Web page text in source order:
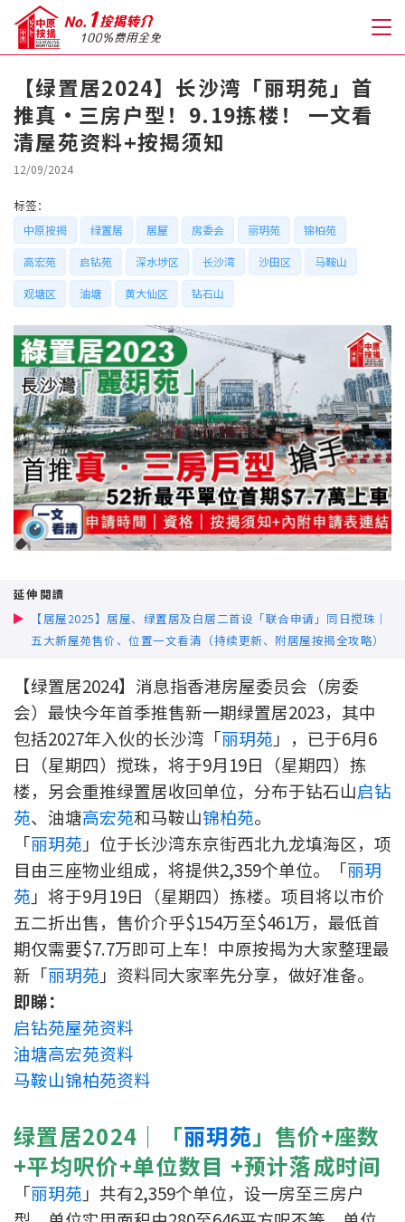
关于我们
格到至抵按揭
人才房贷・开户优惠
免费房贷转介服务
免费开户转介服务
私人贷款
优惠礼遇
新盘优越按揭优惠
中原按揭标签优惠
推荐齐齐友赏
按揭计算
转按计算
置业预算
供款年期计算
工商铺按揭计算
印花税计算
免费物业估价
下载中心
按揭全面睇
新闻/研究
公司动态
统计数据库
按揭快趣智识
【绿置居2024】长沙湾「丽玥苑」首
推真‧三房户型！9.19拣楼！ 一文看
清屋苑资料+按揭须知
12/09/2024
标签：
中原按揭 绿置居 居屋 房委会 丽玥苑 锦柏苑
高宏苑 启钻苑 深水埗区 长沙湾 沙田区 马鞍山
观塘区 油塘 黄大仙区 钻石山
延伸閱讀
【居屋2025】居屋、绿置居及白居二首设「联合申请」同日搅珠｜
五大新屋苑售价、位置一文看清（持续更新、附居屋按揭全攻略）
【绿置居2024】消息指香港房屋委员会（房委
会）最快今年首季推售新一期绿置居2023，其中
包括2027年入伙的长沙湾「丽玥苑 」 ，已于6月6
日（星期四）搅珠，将于9月19日（星期四）拣
楼， 另会重推绿置居收回单位，分布于钻石山启钻
苑、油塘高宏苑和马鞍山锦柏苑。
「丽玥苑 」位于长沙湾东京街西北九龙填海区，项
目由三座物业组成，将提供2,359个单位。「丽玥
苑 」将于9月19日（星期四）拣楼。项目将以市价
五二折出售，售价介乎$154万至$461万，最低首
期仅需要$7.7万即可上车！中原按揭为大家整理最
新「丽玥苑 」资料同大家率先分享，做好准备。
即睇：
启钻苑屋苑资料
油塘高宏苑资料
马鞍山锦柏苑资料
绿置居2024｜「丽玥苑 」售价+座数
+平均呎价+单位数目 +预计落成时间
「丽玥苑 」共有2,359个单位，设一房至三房户